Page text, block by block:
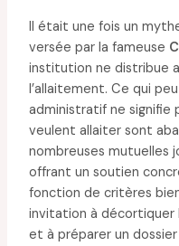
Il était une fois un
versée par la fameuse
institution ne distribue
l’allaitement. Ce qui
administratif ne signifie
veulent allaiter sont
nombreuses mutuelles
offrant un soutien
fonction de critères
invitation à décortiquer
et à préparer un